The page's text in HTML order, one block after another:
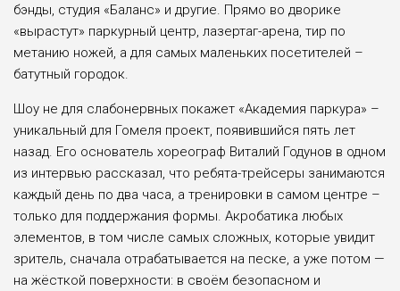
бэнды, студия «Баланс» и дру­гие. Прямо во дворике
«вырастут» паркурный центр, лазертаг-арена, тир по
метанию ножей, а для самых маленьких посетителей –
батутный городок.
Шоу не для слабонерв­ных покажет «Академия паркура» –
уникальный для Гомеля проект, появившийся пять лет
назад. Его основатель хореограф Виталий Году­нов в одном
из интервью рассказал, что ребята-трейсеры занимаются
каждый день по два часа, а тренировки в самом центре –
только для под­держания формы. Акро­батика любых
элементов, в том числе самых слож­ных, которые увидит
зри­тель, сначала отрабатыва­ется на песке, а уже потом —
на жёсткой поверхно­сти: в своём безопасном и